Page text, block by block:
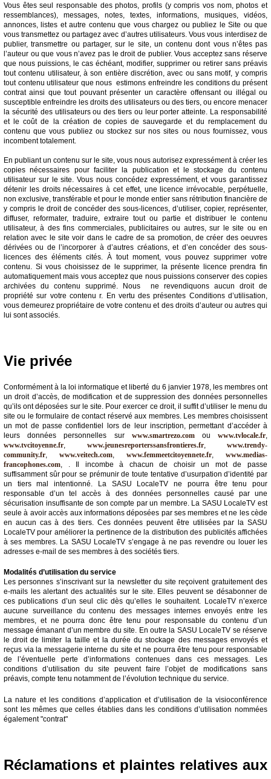
Vous êtes seul responsable des photos, profils (y compris vos nom, photos et
ressemblances), messages, notes, textes, informations, musiques, vidéos,
annonces, listes et autre contenu que vous chargez ou publiez le Site ou que
vous transmettez ou partagez avec d’autres utilisateurs. Vous vous interdisez de
publier, transmettre ou partager, sur le site, un contenu dont vous n’êtes pas
l’auteur ou que vous n’avez pas le droit de publier. Vous acceptez sans réserve
que nous puissions, le cas échéant, modifier, supprimer ou retirer sans préavis
tout contenu utilisateur, à son entière discrétion, avec ou sans motif, y compris
tout contenu utilisateur que nous estimons enfreindre les conditions du présent
contrat ainsi que tout pouvant présenter un caractère offensant ou illégal ou
susceptible enfreindre les droits des utilisateurs ou des tiers, ou encore menacer
la sécurité des utilisateurs ou des tiers ou leur porter atteinte. La responsabilité
et le coût de la création de copies de sauvegarde et du remplacement du
contenu que vous publiez ou stockez sur nos sites ou nous fournissez, vous
incombent totalement.
En publiant un contenu sur le site, vous nous autorisez expressément à créer les
copies nécessaires pour faciliter la publication et le stockage du contenu
utilisateur sur le site. Vous nous concédez expressément, et vous garantissez
détenir les droits nécessaires à cet effet, une licence irrévocable, perpétuelle,
non exclusive, transférable et pour le monde entier sans rétribution financière de
y compris le droit de concéder des sous-licences, d’utiliser, copier, représenter,
diffuser, reformater, traduire, extraire tout ou partie et distribuer le contenu
utilisateur, à des fins commerciales, publicitaires ou autres, sur le site ou en
relation avec le site voir dans le cadre de sa promotion, de créer des oeuvres
dérivées ou de l’incorporer à d’autres créations, et d’en concéder des sous-
licences des éléments cités. À tout moment, vous pouvez supprimer votre
contenu. Si vous choisissez de le supprimer, la présente licence prendra fin
automatiquement mais vous acceptez que nous puissions conserver des copies
archivées du contenu supprimé. Nous ne revendiquons aucun droit de
propriété sur votre contenu r. En vertu des présentes Conditions d’utilisation,
vous demeurez propriétaire de votre contenu et des droits d’auteur ou autres qui
lui sont associés.
Vie privée
Conformément à la loi informatique et liberté du 6 janvier 1978, les membres ont
un droit d’accès, de modification et de suppression des données personnelles
qu’ils ont déposées sur le site. Pour exercer ce droit, il suffit d’utiliser le menu du
site ou le formulaire de contact réservé aux membres. Les membres choisissent
un mot de passe confidentiel lors de leur inscription, permettant d’accéder à
leurs données personnelles sur www.smartrezo.comouwww.tvlocale.fr
www.tvcitoyenne.fr
www.jeunesreporterssansfrontieres.fr, www.trendy-
community.fr
www.veitech.com www.femmeetcitoyennete.fr
www.medias-
francophones.com , . Il incombe à chacun de choisir un mot de passe
suffisamment sûr pour se prémunir de toute tentative d’usurpation d’identité par
un tiers mal intentionné. La SASU LocaleTV ne pourra être tenu pour
responsable d’un tel accès à des données personnelles causé par une
sécurisation insuffisante de son compte par un membre. La SASU LocaleTV est
seule à avoir accès aux informations déposées par ses membres et ne les cède
en aucun cas à des tiers. Ces données peuvent être utilisées par la SASU
LocaleTV pour améliorer la pertinence de la distribution des publicités affichées
à ses membres. La SASU LocaleTV s’engage à ne pas revendre ou louer les
adresses e-mail de ses membres à des sociétés tiers.
Modalités d’utilisation du service
Les personnes s’inscrivant sur la newsletter du site reçoivent gratuitement des
e-mails les alertant des actualités sur le site. Elles peuvent se désabonner de
ces publications d’un seul clic dès qu’elles le souhaitent. LocaleTV n’exerce
aucune surveillance du contenu des messages internes envoyés entre les
membres, et ne pourra donc être tenu pour responsable du contenu d’un
message émanant d’un membre du site. En outre la SASU LocaleTV se réserve
le droit de limiter la taille et la durée du stockage des messages envoyés et
reçus via la messagerie interne du site et ne pourra être tenu pour responsable
de l’éventuelle perte d’informations contenues dans ces messages. Les
conditions d’utilisation du site peuvent faire l’objet de modifications sans
préavis, compte tenu notamment de l’évolution technique du service.
La nature et les conditions d’application et d’utilisation de la visioconférence
sont les mêmes que celles établies dans les conditions d’utilisation nommées
également "contrat"
Réclamations et plaintes relatives aux